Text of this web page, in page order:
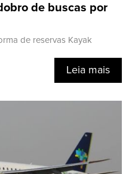
de buscas por
de reservas Kayak
Leia mais